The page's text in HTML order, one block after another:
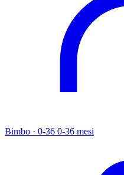
Bimbo · 0-36 0-36 mesi